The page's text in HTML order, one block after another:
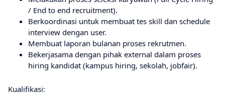
/ End to end recruitment).
Berkoordinasi untuk membuat tes skill dan schedule
interview dengan user.
Membuat laporan bulanan proses rekrutmen.
Bekerjasama dengan pihak external dalam proses
hiring kandidat (kampus hiring, sekolah, jobfair).
Kualifikasi: